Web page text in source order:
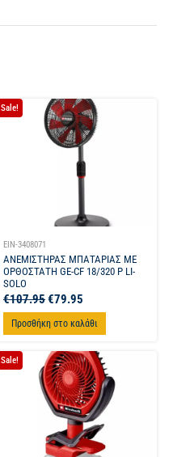
Sale!
EIN-3408071
ΑΝΕΜΙΣΤΗΡΑΣ ΜΠΑΤΑΡΙΑΣ ΜΕ
ΟΡΘΟΣΤΑΤΗ GE-CF 18/320 P LI-
SOLO
€107.95€79.95
Προσθήκη στο καλάθι
Sale!